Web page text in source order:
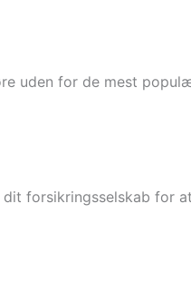
uden for de mest
forsikringsselskab for